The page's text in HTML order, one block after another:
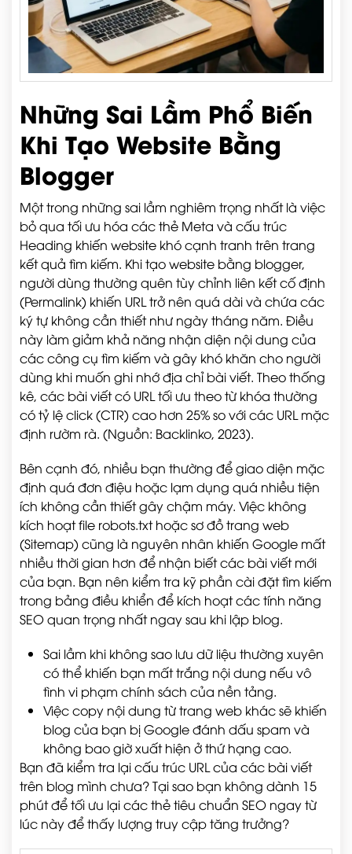
Những Sai Lầm Phổ Biến
Khi Tạo Website Bằng
Blogger
Một trong những sai lầm nghiêm trọng nhất là việc
bỏ qua tối ưu hóa các thẻ Meta và cấu trúc
Heading khiến website khó cạnh tranh trên trang
kết quả tìm kiếm. Khi tạo website bằng blogger,
người dùng thường quên tùy chỉnh liên kết cố định
(Permalink) khiến URL trở nên quá dài và chứa các
ký tự không cần thiết như ngày tháng năm. Điều
này làm giảm khả năng nhận diện nội dung của
các công cụ tìm kiếm và gây khó khăn cho người
dùng khi muốn ghi nhớ địa chỉ bài viết. Theo thống
kê, các bài viết có URL tối ưu theo từ khóa thường
có tỷ lệ click (CTR) cao hơn 25% so với các URL mặc
định rườm rà. (Nguồn: Backlinko, 2023).
Bên cạnh đó, nhiều bạn thường để giao diện mặc
định quá đơn điệu hoặc lạm dụng quá nhiều tiện
ích không cần thiết gây chậm máy. Việc không
kích hoạt file robots.txt hoặc sơ đồ trang web
(Sitemap) cũng là nguyên nhân khiến Google mất
nhiều thời gian hơn để nhận biết các bài viết mới
của bạn. Bạn nên kiểm tra kỹ phần cài đặt tìm kiếm
trong bảng điều khiển để kích hoạt các tính năng
SEO quan trọng nhất ngay sau khi lập blog.
Sai lầm khi không sao lưu dữ liệu thường xuyên
có thể khiến bạn mất trắng nội dung nếu vô
tình vi phạm chính sách của nền tảng.
Việc copy nội dung từ trang web khác sẽ khiến
blog của bạn bị Google đánh dấu spam và
không bao giờ xuất hiện ở thứ hạng cao.
Bạn đã kiểm tra lại cấu trúc URL của các bài viết
trên blog mình chưa? Tại sao bạn không dành 15
phút để tối ưu lại các thẻ tiêu chuẩn SEO ngay từ
lúc này để thấy lượng truy cập tăng trưởng?